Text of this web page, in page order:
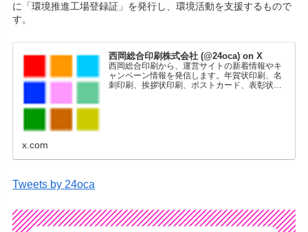
に「環境推進工場登録証」を発行し、環境活動を支援するもので
す。
西岡総合印刷株式会社 (@24oca) on X
西岡総合印刷から、運営サイトの新着情報やキ
ャンペーン情報を発信します。年賀状印刷、名
刺印刷、挨拶状印刷、ポストカード、表彰状印
x.com
Tweets by 24oca